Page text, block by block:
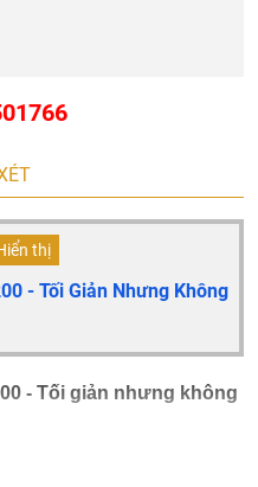
thị
- Tối Giản Nhưng Không
- Tối giản nhưng không